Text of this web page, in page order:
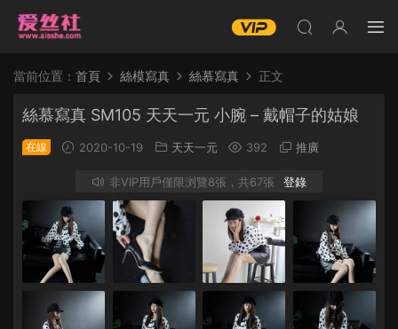
當前位置： 首頁 絲模寫真 絲慕寫真 正文
絲慕寫真 SM105 天天一元 小腕 – 戴帽子的姑娘
在線 2020-10-19 天天一元 392 推廣
非VIP用戶僅限浏覽8張，共67張 登錄